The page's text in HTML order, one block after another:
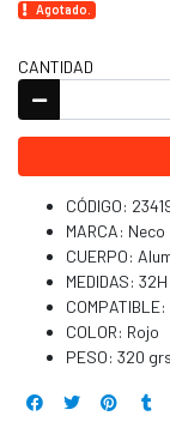
Agotado.
CANTIDAD
CÓDIGO:
MARCA: Neco
CUERPO:
MEDIDAS: 32H
COLOR: Rojo
PESO: 320